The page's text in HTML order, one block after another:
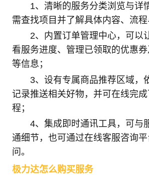
1、清晰的服务分类浏览与详
需查找项目并了解具体内容、流程
2、内置订单管理中心，可以
看服务进度、管理已领取的优惠
等信息；
3、设有专属商品推荐区域，
记录推送相关好物，并可在线完
程；
4、集成即时通讯工具，可与
通细节，也可通过在线客服咨询
问。
极力达怎么购买服务